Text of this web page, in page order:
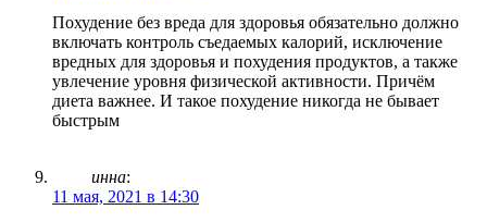
Похудение без вреда для здоровья обязательно должно
включать контроль съедаемых калорий, исключение
вредных для здоровья и похудения продуктов, а также
увлечение уровня физической активности. Причём
диета важнее. И такое похудение никогда не бывает
быстрым
инна:
11 мая, 2021 в 14:30